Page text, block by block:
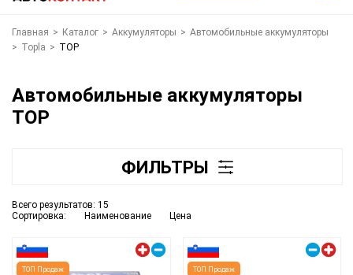
Главная > Каталог > Аккумуляторы > Автомобильные аккумуляторы
> Topla > TOP
Автомобильные аккумуляторы
TOP
ФИЛЬТРЫ
Сортировка: Наименование Цена
Всего результатов: 15
ТОП Продаж ТОП Продаж